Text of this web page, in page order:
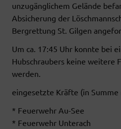
unzugänglichem Gelände
Absicherung der
Bergrettung St. Gilgen
Um ca. 17:45 Uhr konnte bei
Hubschraubers keine weitere
werden.
eingesetzte Kräfte (in Summe
* Feuerwehr Au-See
* Feuerwehr Unterach